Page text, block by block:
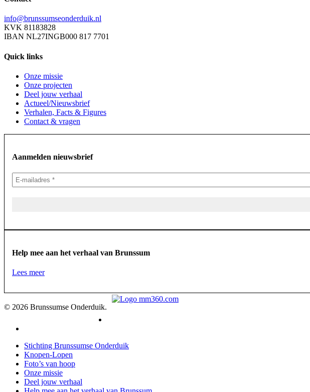
info@brunssumseonderduik.nl
KVK 81183828
IBAN NL27INGB000 817 7701
Quick links
Onze missie
Onze projecten
Deel jouw verhaal
Actueel/Nieuwsbrief
Verhalen, Facts & Figures
Contact & vragen
Aanmelden nieuwsbrief
Help mee aan het verhaal van Brunssum
Lees meer
© 2026 Brunssumse Onderduik.
Menu
sluiten
Stichting Brunssumse Onderduik
Knopen-Lopen
Foto’s van hoop
Onze missie
Deel jouw verhaal